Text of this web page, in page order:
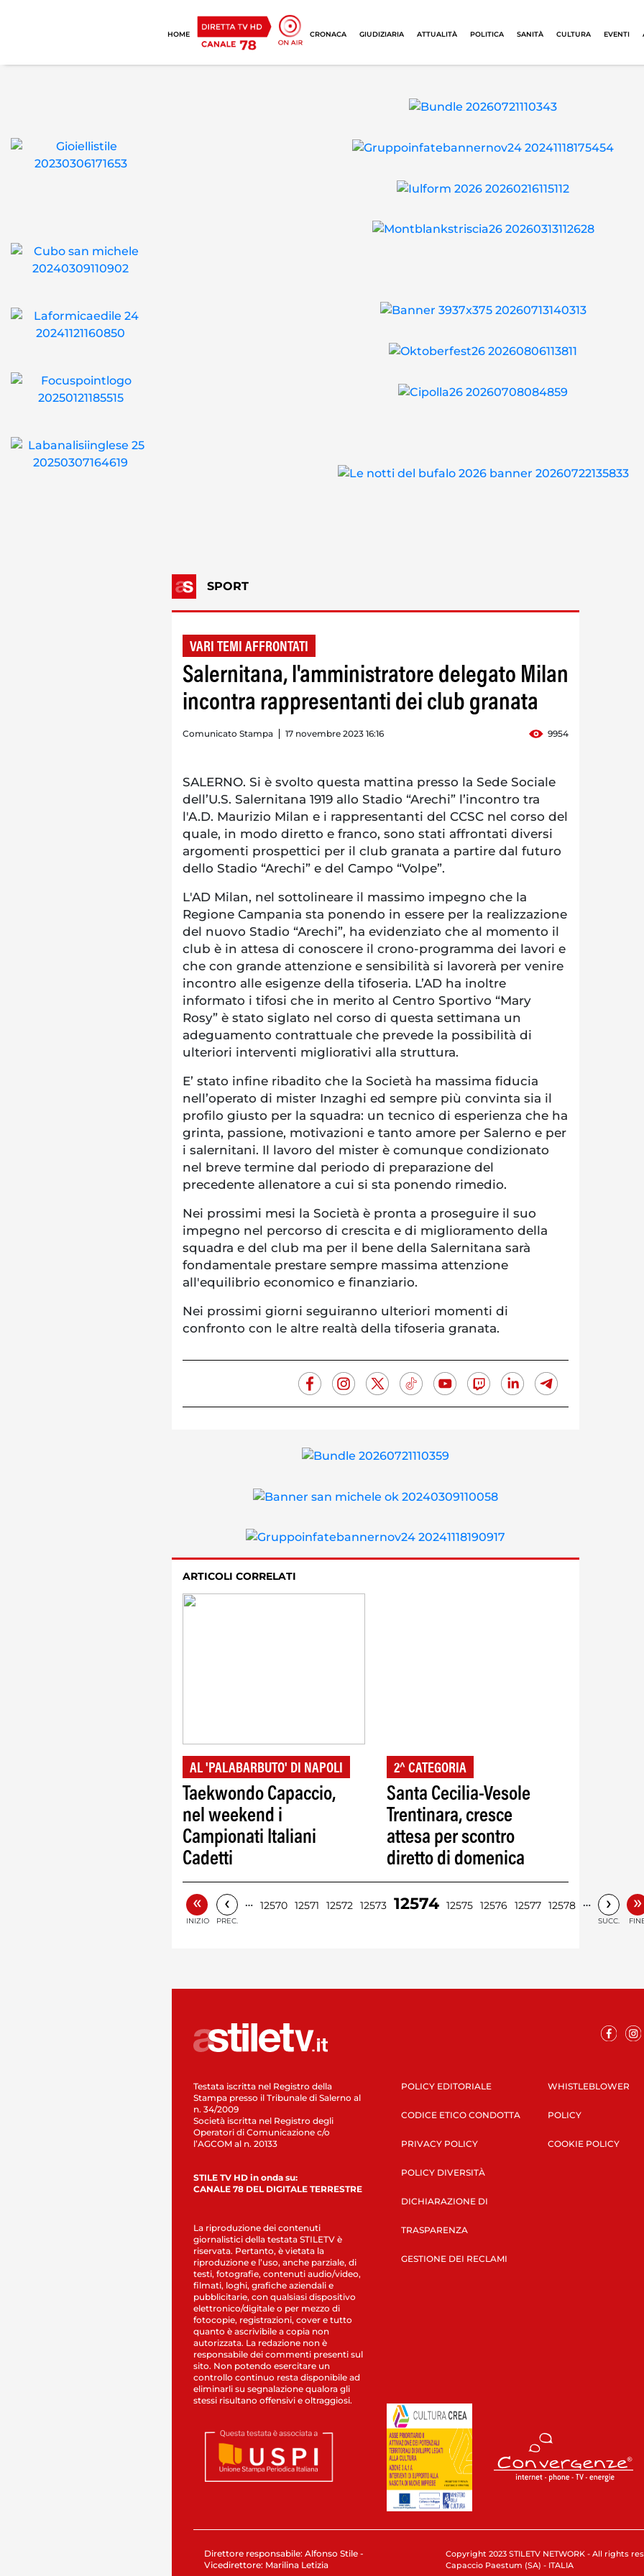
HOME CRONACA GIUDIZIARIA ATTUALITÀ POLITICA SANITÀ CULTURA EVENTI
SPORT
VARI TEMI AFFRONTATI
Salernitana, l'amministratore delegato Milan
incontra rappresentanti dei club granata
Comunicato Stampa 17 novembre 2023 16:16 9954
SALERNO. Si è svolto questa mattina presso la Sede Sociale
dell’U.S. Salernitana 1919 allo Stadio “Arechi” l’incontro tra
l'A.D. Maurizio Milan e i rappresentanti del CCSC nel corso del
quale, in modo diretto e franco, sono stati affrontati diversi
argomenti prospettici per il club granata a partire dal futuro
dello Stadio “Arechi” e del Campo “Volpe”.
L'AD Milan, nel sottolineare il massimo impegno che la
Regione Campania sta ponendo in essere per la realizzazione
del nuovo Stadio “Arechi”, ha evidenziato che al momento il
club è in attesa di conoscere il crono-programma dei lavori e
che con grande attenzione e sensibilità si lavorerà per venire
incontro alle esigenze della tifoseria. L’AD ha inoltre
informato i tifosi che in merito al Centro Sportivo “Mary
Rosy” è stato siglato nel corso di questa settimana un
adeguamento contrattuale che prevede la possibilità di
ulteriori interventi migliorativi alla struttura.
E’ stato infine ribadito che la Società ha massima fiducia
nell’operato di mister Inzaghi ed sempre più convinta sia il
profilo giusto per la squadra: un tecnico di esperienza che ha
grinta, passione, motivazioni e tanto amore per Salerno e per
i salernitani. Il lavoro del mister è comunque condizionato
nel breve termine dal periodo di preparazione del
precedente allenatore a cui si sta ponendo rimedio.
Nei prossimi mesi la Società è pronta a proseguire il suo
impegno nel percorso di crescita e di miglioramento della
squadra e del club ma per il bene della Salernitana sarà
fondamentale prestare sempre massima attenzione
all'equilibrio economico e finanziario.
Nei prossimi giorni seguiranno ulteriori momenti di
confronto con le altre realtà della tifoseria granata.
ARTICOLI CORRELATI
AL 'PALABARBUTO' DI NAPOLI
Taekwondo Capaccio,
nel weekend i
Campionati Italiani
Cadetti
2^ CATEGORIA
Santa Cecilia-Vesole
Trentinara, cresce
attesa per scontro
diretto di domenica
«
INIZIO
‹
PREC.
… 12570 12571 12572 12573 12574 12575 12576 12577 12578 … ›
SUCC.
»
Testata iscritta nel Registro della
Stampa presso il Tribunale di Salerno al
n. 34/2009
Società iscritta nel Registro degli
Operatori di Comunicazione c/o
l’AGCOM al n. 20133
STILE TV HD in onda su:
CANALE 78 DEL DIGITALE TERRESTRE
La riproduzione dei contenuti
giornalistici della testata STILETV è
riservata. Pertanto, è vietata la
riproduzione e l’uso, anche parziale, di
testi, fotografie, contenuti audio/video,
filmati, loghi, grafiche aziendali e
pubblicitarie, con qualsiasi dispositivo
elettronico/digitale o per mezzo di
fotocopie, registrazioni, cover e tutto
quanto è ascrivibile a copia non
autorizzata. La redazione non è
responsabile dei commenti presenti sul
sito. Non potendo esercitare un
controllo continuo resta disponibile ad
eliminarli su segnalazione qualora gli
stessi risultano offensivi e oltraggiosi.
POLICY EDITORIALE
CODICE ETICO CONDOTTA
PRIVACY POLICY
POLICY DIVERSITÀ
DICHIARAZIONE DI
TRASPARENZA
GESTIONE DEI RECLAMI
WHISTLEBLOWER
POLICY
COOKIE POLICY
Direttore responsabile: Alfonso Stile -
Vicedirettore: Marilina Letizia
Copyright 2023 STILETV NETWORK - All rights
Capaccio Paestum (SA) - ITALIA